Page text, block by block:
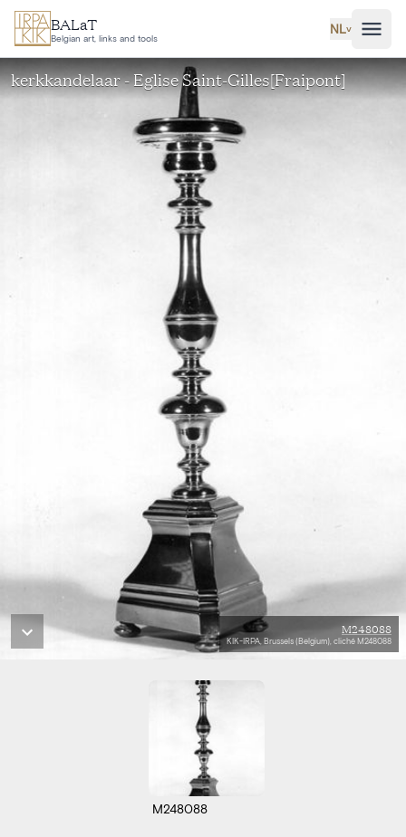
Ga naar hoofdinhoud
BALaT
Belgian art, links and tools
NL˅
kerkkandelaar - Eglise Saint-Gilles[Fraipont]
M248088
KIK-IRPA, Brussels (Belgium), cliché M248088
M248088